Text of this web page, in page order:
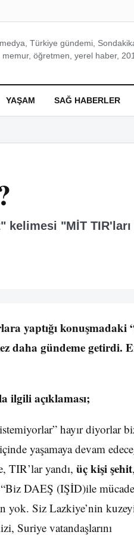
Türkiye gündemi,
öğretmen, yerel haber,
YAŞAM SAĞ HABERLER
kelimesi "MİT TIR'ları
yaptığı konuşmadaki
daha gündeme getirdi.
ilgili açıklaması;
hayır diyorlar
yaşamaya devam
TIR’lar yandı, üç kişi şehit
DAEŞ (IŞİD)ile
yok. Siz Lazkiye’nin
Suriye vatandaşlarını